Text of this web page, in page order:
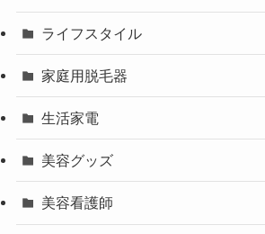
ライフスタイル
家庭用脱毛器
生活家電
美容グッズ
美容看護師